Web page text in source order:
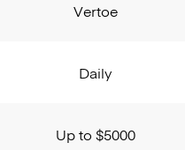
Vertoe
Daily
Up to $5000